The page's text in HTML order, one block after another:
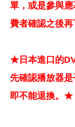
單，或是參與
費者確認之後
★日本進口的
先確認播放器
即不能退換。★